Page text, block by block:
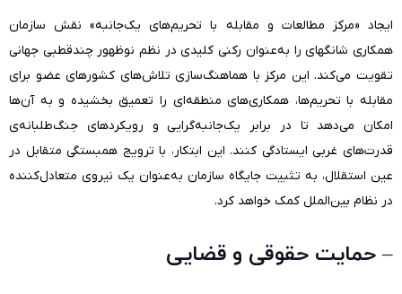
ایجاد «مرکز مطالعات و مقابله با تحریم‌های یک‌جانبه» نقش سازمان
همکاری‌ شانگهای را به‌عنوان رکنی کلیدی در نظم نوظهور چندقطبی جهانی
تقویت می‌کند. این مرکز با هماهنگ‌سازی تلاش‌های کشورهای عضو برای
مقابله با تحریم‌ها، همکاری‌های منطقه‌ای را تعمیق بخشیده و به آن‌ها
امکان می‌دهد تا در برابر یک‌جانبه‌گرایی و رویکردهای جنگ‌طلبانه‌ی
قدرت‌های غربی ایستادگی کنند. این ابتکار، با ترویج همبستگی متقابل در
عین استقلال، به تثبیت جایگاه سازمان به‌عنوان یک نیروی متعادل‌کننده
در نظام بین‌الملل کمک خواهد کرد.
– حمایت حقوقی و قضایی